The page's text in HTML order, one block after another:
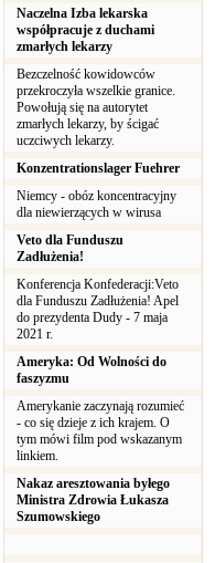
Naczelna Izba lekarska
współpracuje z duchami
zmarłych lekarzy
Bezczelność kowidowców
przekroczyła wszelkie granice.
Powołują się na autorytet
zmarłych lekarzy, by ścigać
uczciwych lekarzy.
Konzentrationslager Fuehrer
Niemcy - obóz koncentracyjny
dla niewierzących w wirusa
Veto dla Funduszu
Zadłużenia!
Konferencja Konfederacji:Veto
dla Funduszu Zadłużenia! Apel
do prezydenta Dudy - 7 maja
2021 r.
Ameryka: Od Wolności do
faszyzmu
Amerykanie zaczynają rozumieć
- co się dzieje z ich krajem. O
tym mówi film pod wskazanym
linkiem.
Nakaz aresztowania byłego
Ministra Zdrowia Łukasza
Szumowskiego